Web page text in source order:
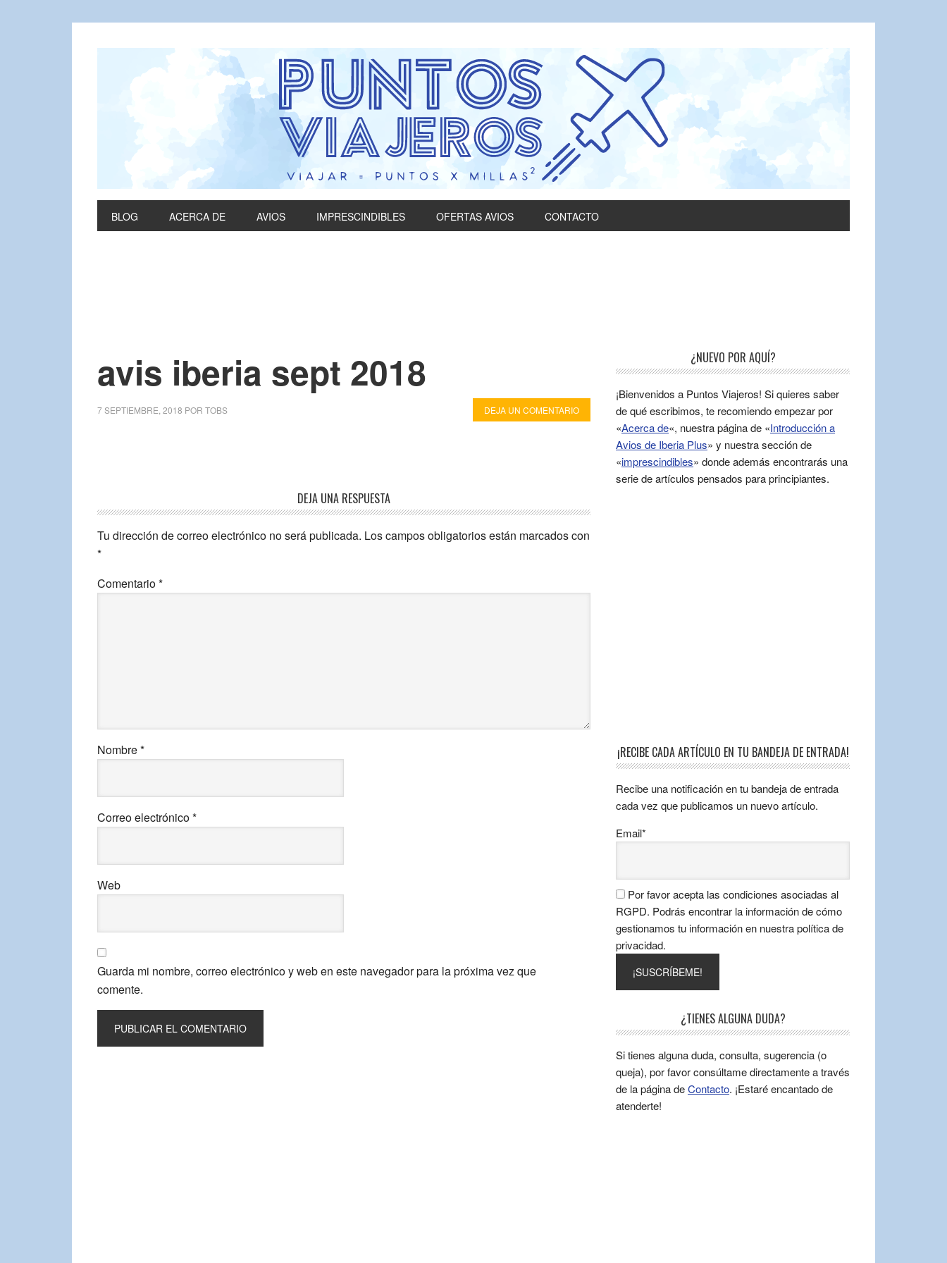
BLOG ACERCA DE AVIOS IMPRESCINDIBLES OFERTAS AVIOS CONTACTO
avis iberia sept 2018
7 SEPTIEMBRE, 2018 POR TOBS DEJA UN COMENTARIO
DEJA UNA RESPUESTA
Tu dirección de correo electrónico no será publicada. Los campos obligatorios están marcados con
*
Comentario*
Nombre*
Correo electrónico*
Web
Guarda mi nombre, correo electrónico y web en este navegador para la próxima vez que
comente.
¿NUEVO POR AQUÍ?
¡Bienvenidos a Puntos Viajeros! Si quieres saber
de qué escribimos, te recomiendo empezar por
«Acerca de«, nuestra página de «Introducción a
Avios de Iberia Plus» y nuestra sección de
«imprescindibles» donde además encontrarás una
serie de artículos pensados para principiantes.
¡RECIBE CADA ARTÍCULO EN TU BANDEJA DE ENTRADA!
Recibe una notificación en tu bandeja de entrada
cada vez que publicamos un nuevo artículo.
Email*
Por favor acepta las condiciones asociadas al
RGPD. Podrás encontrar la información de cómo
gestionamos tu información en nuestra política de
privacidad.
¿TIENES ALGUNA DUDA?
Si tienes alguna duda, consulta, sugerencia (o
queja), por favor consúltame directamente a través
de la página deContacto. ¡Estaré encantado de
atenderte!